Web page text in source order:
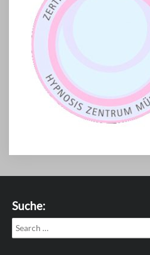
Suche:
Search
for: